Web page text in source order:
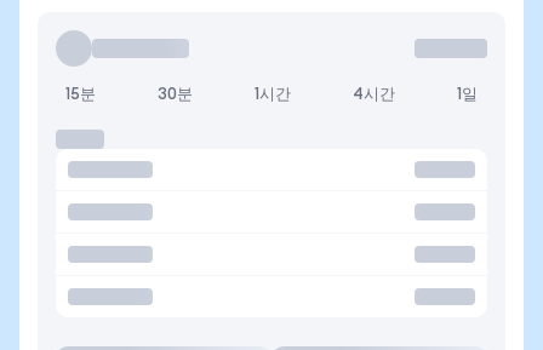
15분 30분 1시간 4시간 1일